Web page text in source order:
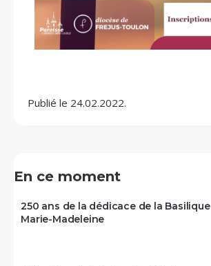
Publié le 24.02.2022.
En ce moment
250 ans de la dédicace de la Basilique
Marie-Madeleine